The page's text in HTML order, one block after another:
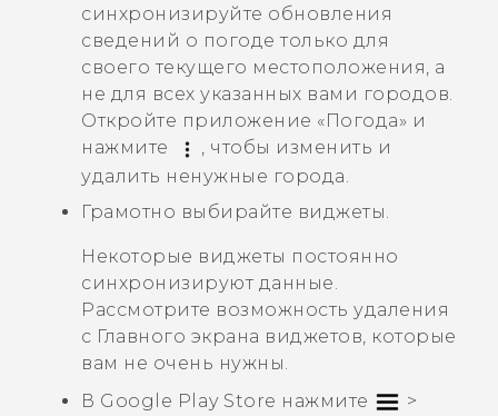
синхронизируйте обновления
сведений о погоде только для
своего текущего местоположения, а
не для всех указанных вами городов.
Откройте приложение « Погода» и
нажмите
, чтобы изменить и
удалить ненужные города.
Грамотно выбирайте виджеты.
Некоторые виджеты постоянно
синхронизируют данные.
Рассмотрите возможность удаления
с Главного экрана виджетов, которые
вам не очень нужны.
В Google Play Store нажмите
>